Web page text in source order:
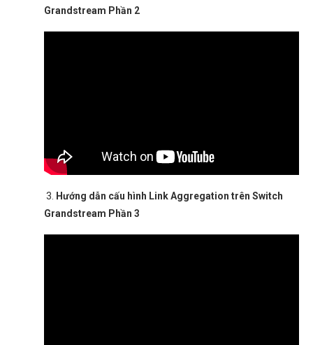
Grandstream Phần 2
3.
Hướng dẫn cấu hình Link Aggregation trên Switch
Grandstream Phần 3